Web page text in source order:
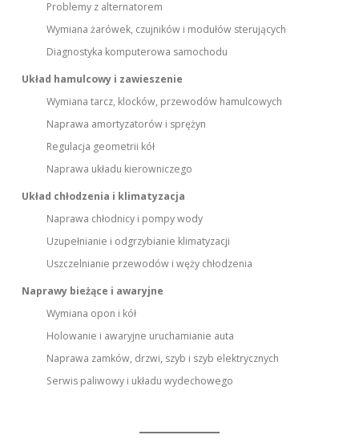
Problemy z alternatorem
Wymiana żarówek, czujników i modułów sterujących
Diagnostyka komputerowa samochodu
Układ hamulcowy i zawieszenie
Wymiana tarcz, klocków, przewodów hamulcowych
Naprawa amortyzatorów i sprężyn
Regulacja geometrii kół
Naprawa układu kierowniczego
Układ chłodzenia i klimatyzacja
Naprawa chłodnicy i pompy wody
Uzupełnianie i odgrzybianie klimatyzacji
Uszczelnianie przewodów i węży chłodzenia
Naprawy bieżące i awaryjne
Wymiana opon i kół
Holowanie i awaryjne uruchamianie auta
Naprawa zamków, drzwi, szyb i szyb elektrycznych
Serwis paliwowy i układu wydechowego